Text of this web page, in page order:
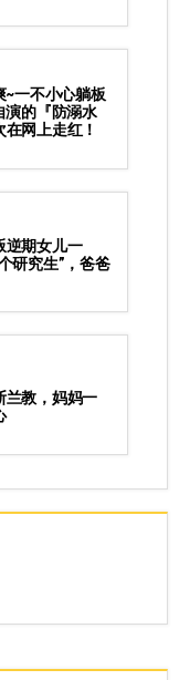
~一不小心躺板
演的『防溺水
网上走红！
逆期女儿一
研究生”，爸爸
兰教，妈妈一